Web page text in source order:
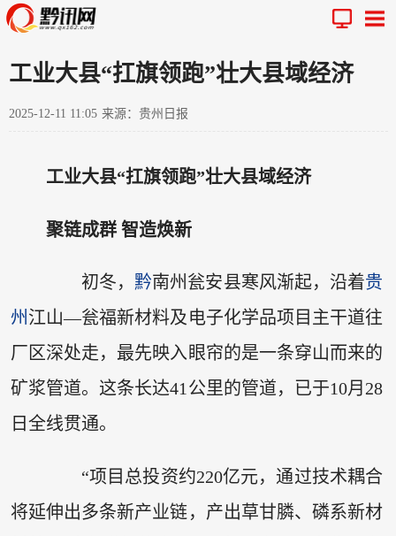
工业大县“扛旗领跑”壮大县域经济
2025-12-11 11:05 来源：贵州日报
工业大县“扛旗领跑”壮大县域经济
聚链成群 智造焕新
初冬， 黔南州瓮安县寒风渐起，沿着贵
州 江山—瓮福新材料及电子化学品项目主干道往
厂区深处走，最先映入眼帘的是一条穿山而来的
矿浆管道。这条长达41公里的管道，已于10月28
日全线贯通。
“项目总投资约220亿元，通过技术耦合
将延伸出多条新产业链，产出草甘膦、磷系新材